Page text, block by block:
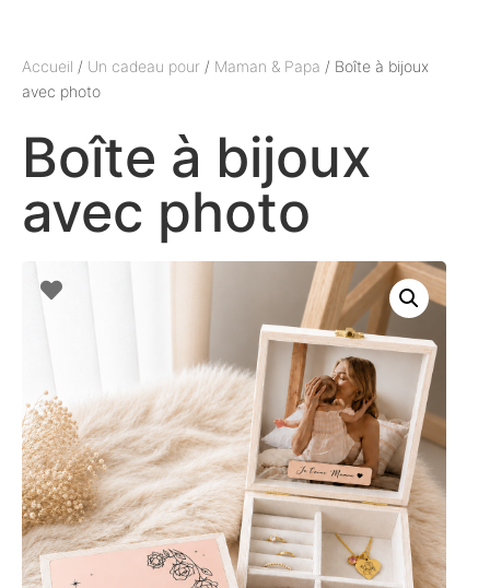
Accueil / Un cadeau pour / Maman & Papa / Boîte à bijoux
avec photo
Boîte à bijoux
avec photo